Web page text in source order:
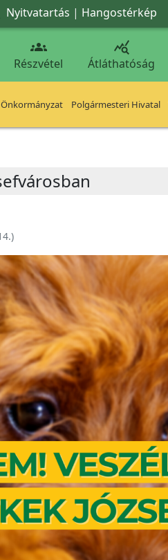
Nyitvatartás | Hangostérkép

Részvétel

Átláthatóság
Önkormányzat Polgármesteri Hivatal
)